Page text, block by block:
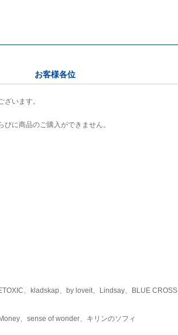
お客様各位
います。
に商品のご購入ができません。
、kladskap、by loveit、Lindsay、BLUE CROSS
、sense of wonder、キリンのソフィ